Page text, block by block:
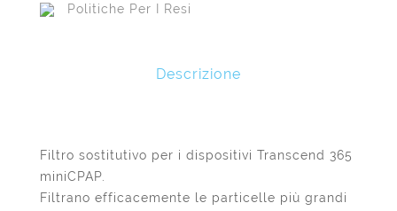
Politiche Per I Resi
Descrizione
Filtro sostitutivo per i dispositivi Transcend 365
miniCPAP.
Filtrano efficacemente le particelle più grandi